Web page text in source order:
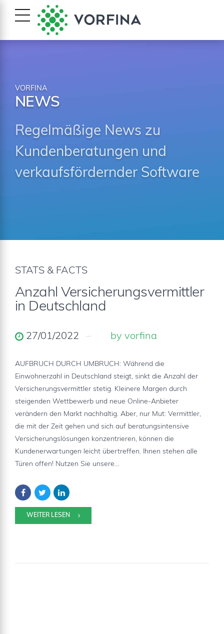
VORFINA
NEWS
Regelmäßige News zu
Kundenberatungen und
verkaufsfördernder Software
STATS & FACTS
Anzahl Versicherungsvermittler
in Deutschland
27/01/2022 by vorfina
AUFBRUCH DURCH UMBRUCH: Während die
Einwohnerzahl in Deutschland steigt, sinkt die Anzahl der
Versicherungsvermittler stetig. Kleinere Margen durch
steigenden Wettbewerb und neue Online-Anbieter
verändern den Markt nachhaltig. Aber, nur Mut: Vermittler,
die mit der Zeit gehen und sich auf beratungsintensive
Versicherungslösungen konzentrieren, können die
Kundenerwartungen leicht übertreffen. Ihnen stehen alle
Türen offen! Nutzen Sie unsere...
WEITER LESEN